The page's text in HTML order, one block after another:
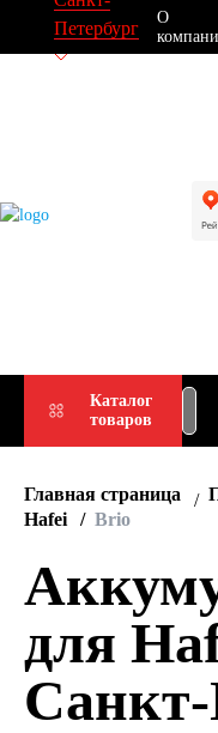
Петербург
О
Каталог
товаров
Главная страница
Hafei
Brio
для
Санкт-